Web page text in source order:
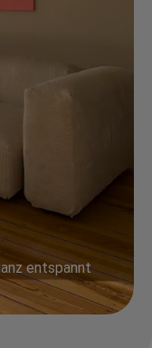
entspannt